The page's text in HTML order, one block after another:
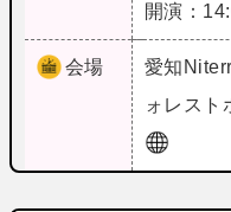
開演：
会場 愛知
ォレスト